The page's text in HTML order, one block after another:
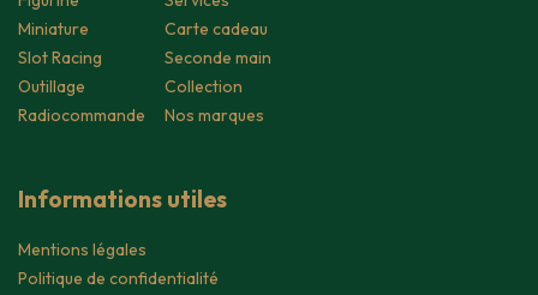
Miniature
Slot Racing
Outillage
Radiocommande
Carte cadeau
Seconde main
Collection
Nos marques
Informations utiles
Mentions légales
Politique de confidentialité